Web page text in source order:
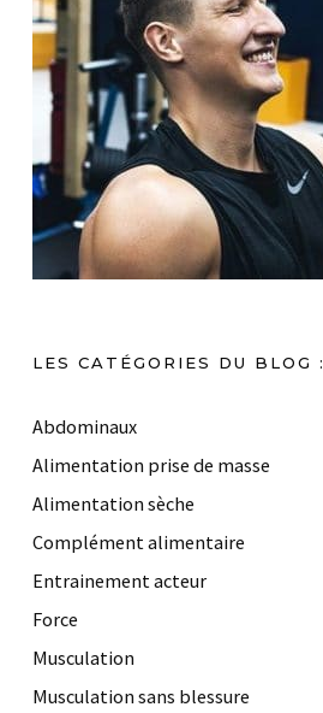
LES CATÉGORIES DU BLOG :
Abdominaux
Alimentation prise de masse
Alimentation sèche
Complément alimentaire
Entrainement acteur
Force
Musculation
Musculation sans blessure